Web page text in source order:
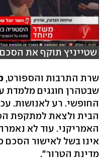
שטייניץ תוקף את
שרת התרבות והספורט,
שבטהרן חוגגים מלמדת
החופשי. רע לאנושות.
הבית ולצאת למתקפת
האמריקני. עוד לא
אינו בשל לאישור הסכם
מדינת הטרור".